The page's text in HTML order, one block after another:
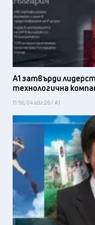
А1 затвърди
технологична
11:56, 04 авг 26 / А1